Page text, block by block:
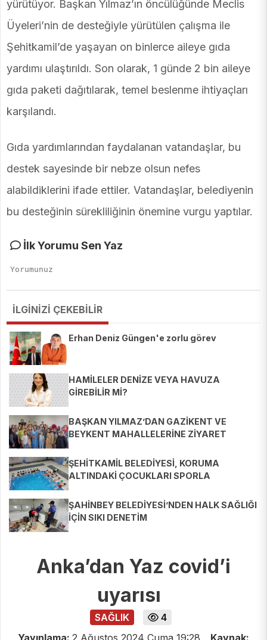
yürütüyor. Başkan Yılmaz’ın öncülüğünde Meclis
Üyeleri’nin de desteğiyle yürütülen çalışma ile
Şehitkamil’de yaşayan on binlerce aileye gıda
yardımı ulaştırıldı. Son olarak, 1 günde 2 bin aileye
gıda paketi dağıtılarak, temel beslenme ihtiyaçları
karşılandı.
Gıda yardımlarından faydalanan vatandaşlar, bu
destek sayesinde bir nebze olsun nefes
alabildiklerini ifade ettiler. Vatandaşlar, belediyenin
bu desteğinin sürekliliğinin önemine vurgu yaptılar.
İlk Yorumu Sen Yaz
İLGİNİZİ ÇEKEBİLİR
Erhan Deniz Güngen'e zorlu görev
HAMİLELER DENİZE VEYA HAVUZA
GİREBİLİR Mİ?
BAŞKAN YILMAZ’DAN GAZİKENT VE
BEYKENT MAHALLELERİNE ZİYARET
ŞEHİTKAMİL BELEDİYESİ, KORUMA
ALTINDAKİ ÇOCUKLARI SPORLA
ŞAHİNBEY BELEDİYESİ’NDEN HALK SAĞLIĞI
İÇİN SIKI DENETİM
Anka’dan Yaz covid’i
uyarısı
SAĞLIK
4